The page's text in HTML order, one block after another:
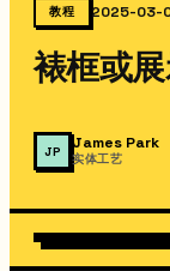
教程 2025-03-
裱框或
JP James Park
实体工艺